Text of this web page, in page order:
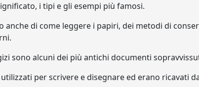
i tipi e gli esempi più famosi.
anche di come leggere i papiri, dei metodi di
sono alcuni dei più antichi documenti
per scrivere e disegnare ed erano ricavati